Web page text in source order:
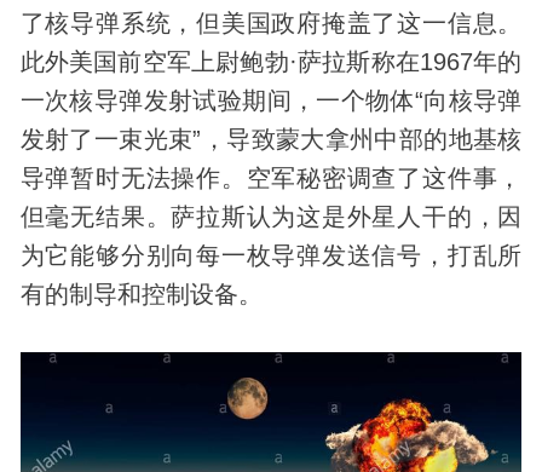
了核导弹系统，但美国政府掩盖了这一信息。
此外美国前空军上尉鲍勃·萨拉斯称在1967年的
一次核导弹发射试验期间，一个物体“向核导弹
发射了一束光束”，导致蒙大拿州中部的地基核
导弹暂时无法操作。空军秘密调查了这件事，
但毫无结果。萨拉斯认为这是外星人干的，因
为它能够分别向每一枚导弹发送信号，打乱所
有的制导和控制设备。